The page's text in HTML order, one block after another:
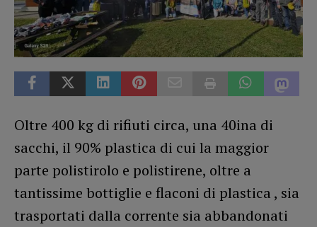
Oltre 400 kg di rifiuti circa, una 40ina di
sacchi, il 90% plastica di cui la maggior
parte polistirolo e polistirene, oltre a
tantissime bottiglie e flaconi di plastica , sia
trasportati dalla corrente sia abbandonati